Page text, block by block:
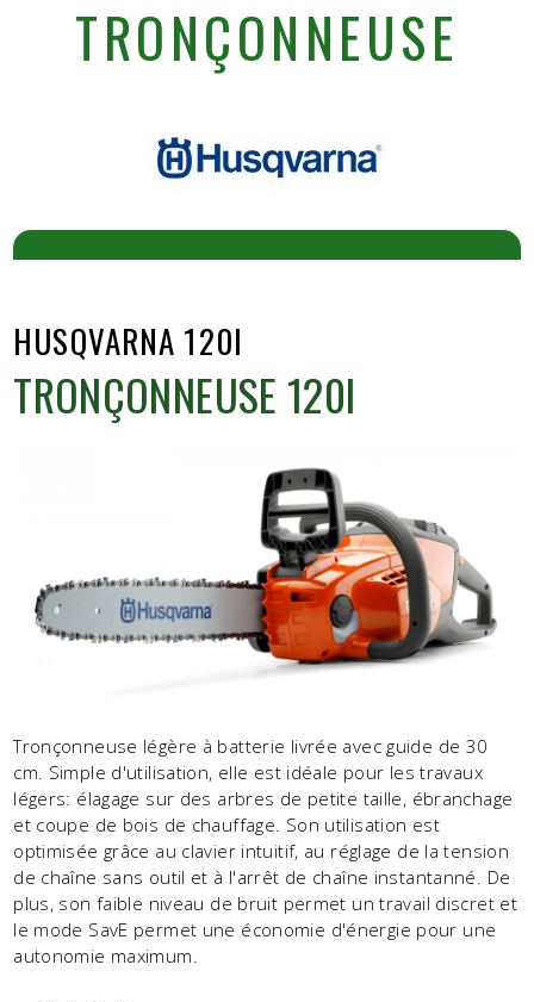
TRONÇONNEUSE
HUSQVARNA 120I
TRONÇONNEUSE 120I
Tronçonneuse légère à batterie livrée avec guide de 30
cm. Simple d'utilisation, elle est idéale pour les travaux
légers: élagage sur des arbres de petite taille, ébranchage
et coupe de bois de chauffage. Son utilisation est
optimisée grâce au clavier intuitif, au réglage de la tension
de chaîne sans outil et à l'arrêt de chaîne instantanné. De
plus, son faible niveau de bruit permet un travail discret et
le mode SavE permet une économie d'énergie pour une
autonomie maximum.